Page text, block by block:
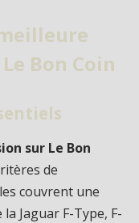
Bon Coin
sur Le Bon
de
couvrent une
Jaguar F-Type, F-